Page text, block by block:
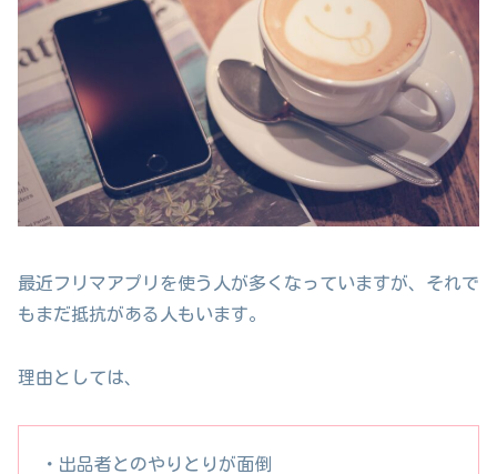
最近フリマアプリを使う人が多くなっていますが、それで
もまだ抵抗がある人もいます。
理由としては、
・出品者とのやりとりが面倒